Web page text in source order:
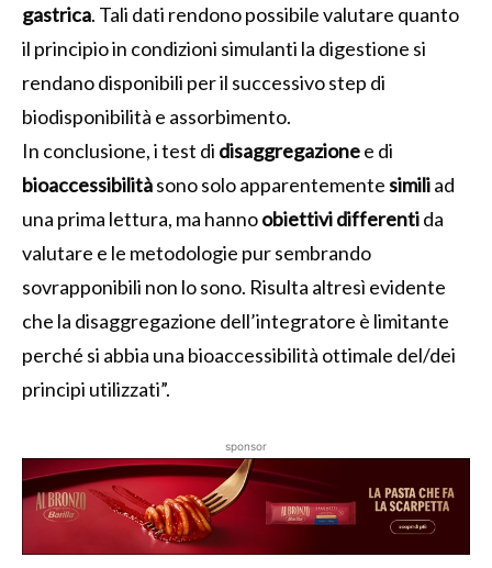
gastrica. Tali dati rendono possibile valutare quanto
il principio in condizioni simulanti la digestione si
rendano disponibili per il successivo step di
biodisponibilità e assorbimento.
In conclusione, i test di disaggregazionee di
bioaccessibilitàsono solo apparentementesimiliad
una prima lettura, ma hannoobiettivi differentida
valutare e le metodologie pur sembrando
sovrapponibili non lo sono. Risulta altresì evidente
che la disaggregazione dell’integratore è limitante
perché si abbia una bioaccessibilità ottimale del/dei
principi utilizzati”.
sponsor